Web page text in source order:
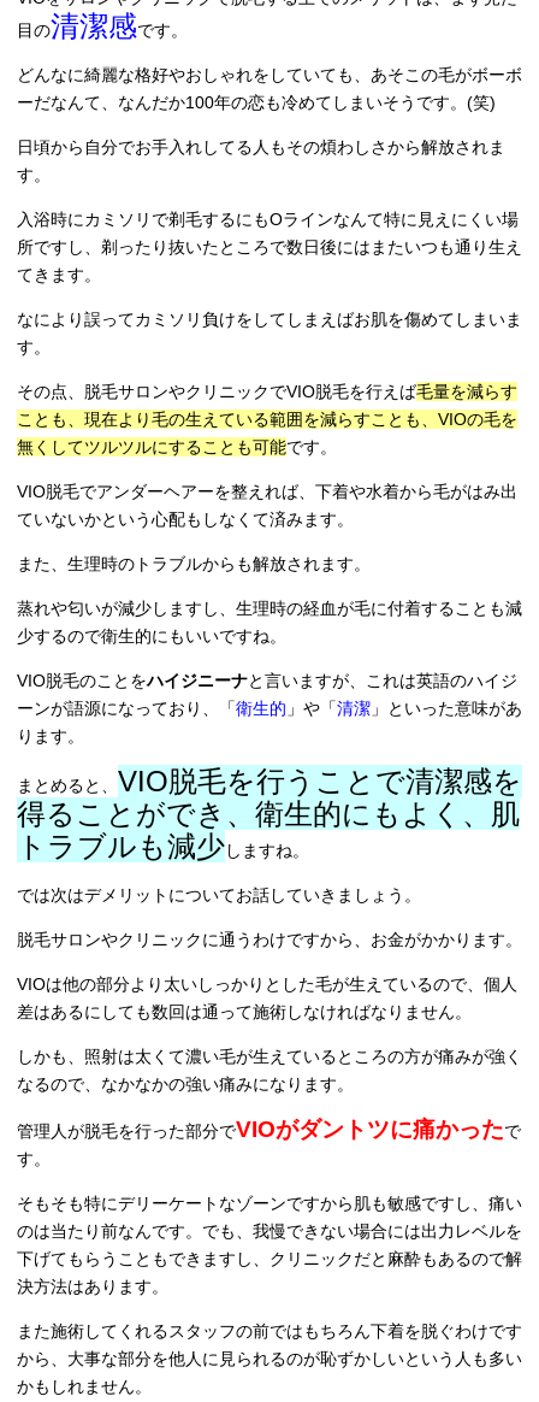
目の清潔感です。
どんなに綺麗な格好やおしゃれをしていても、あそこの毛がボーボ
ーだなんて、なんだか100年の恋も冷めてしまいそうです。(笑)
日頃から自分でお手入れしてる人もその煩わしさから解放されま
す。
入浴時にカミソリで剃毛するにもOラインなんて特に見えにくい場
所ですし、剃ったり抜いたところで数日後にはまたいつも通り生え
てきます。
なにより誤ってカミソリ負けをしてしまえばお肌を傷めてしまいま
す。
その点、脱毛サロンやクリニックでVIO脱毛を行えば毛量を減らす
ことも、現在より毛の生えている範囲を減らすことも、VIOの毛を
無くしてツルツルにすることも可能です。
VIO脱毛でアンダーヘアーを整えれば、下着や水着から毛がはみ出
ていないかという心配もしなくて済みます。
また、生理時のトラブルからも解放されます。
蒸れや匂いが減少しますし、生理時の経血が毛に付着することも減
少するので衛生的にもいいですね。
VIO脱毛のことをハイジニーナと言いますが、これは英語のハイジ
ーンが語源になっており、「衛生的 」や「清潔 」といった意味があ
ります。
まとめると、 VIO脱毛を行うことで清潔感を
得ることができ、衛生的にもよく、肌
トラブルも減少しますね。
では次はデメリットについてお話していきましょう。
脱毛サロンやクリニックに通うわけですから、お金がかかります。
VIOは他の部分より太いしっかりとした毛が生えているので、個人
差はあるにしても数回は通って施術しなければなりません。
しかも、照射は太くて濃い毛が生えているところの方が痛みが強く
なるので、なかなかの強い痛みになります。
管理人が脱毛を行った部分でVIOがダントツに痛かったで
す。
そもそも特にデリーケートなゾーンですから肌も敏感ですし、痛い
のは当たり前なんです。でも、我慢できない場合には出力レベルを
下げてもらうこともできますし、クリニックだと麻酔もあるので解
決方法はあります。
また施術してくれるスタッフの前ではもちろん下着を脱ぐわけです
から、大事な部分を他人に見られるのが恥ずかしいという人も多い
かもしれません。